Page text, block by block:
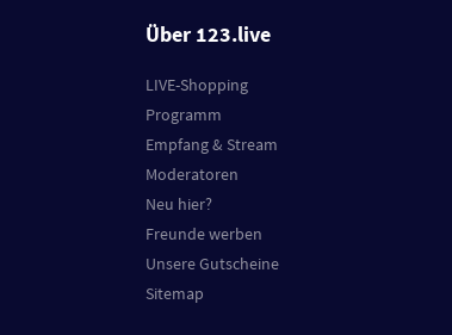
Über 123.live
LIVE-Shopping
Programm
Empfang & Stream
Moderatoren
Neu hier?
Freunde werben
Unsere Gutscheine
Sitemap